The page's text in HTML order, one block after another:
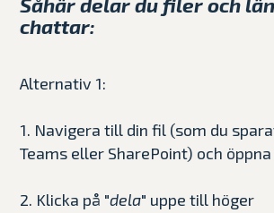
Såhär delar du filer och
chattar:
Alternativ 1:
1. Navigera till din fil (som du
Teams eller SharePoint) och
2. Klicka på "dela" uppe till höger